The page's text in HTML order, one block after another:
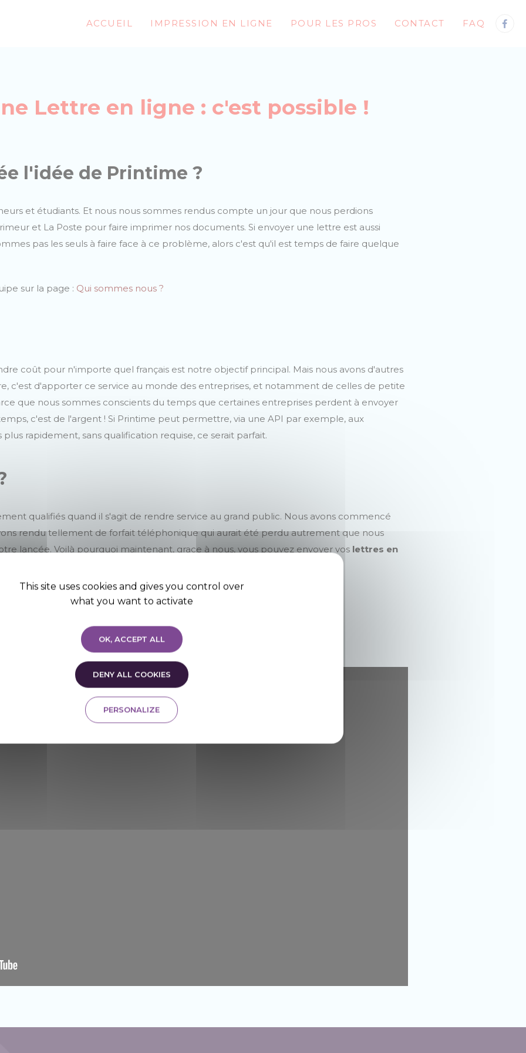
ACCUEIL IMPRESSION EN LIGNE POUR LES PROS CONTACT FAQ
Lettre en ligne : c'est possible !
l'idée de Printime ?
et étudiants. Et nous nous sommes rendus compte un jour que nous perdions
et La Poste pour faire imprimer nos documents. Si envoyer une lettre est aussi
pas les seuls à faire face à ce problème, alors c'est qu'il est temps de faire quelque
sur la page : Qui sommes nous ?
coût pour n'importe quel français est notre objectif principal. Mais nous avons d'autres
c'est d'apporter ce service au monde des entreprises, et notamment de celles de petite
que nous sommes conscients du temps que certaines entreprises perdent à envoyer
c'est de l'argent ! Si Printime peut permettre, via une API par exemple, aux
rapidement, sans qualification requise, ce serait parfait.
qualifiés quand il s'agit de rendre service au grand public. Nous avons commencé
rendu tellement de forfait téléphonique qui aurait été perdu autrement que nous
lancée. Voilà pourquoi maintenant, grace à nous, vous pouvez envoyer vos lettres en
déplacer de chez vous.
votre lettre en ligne ?
de présentation du service, puis rendez-vous sur la
This site uses cookies and gives you control over
what you want to activate
OK, ACCEPT ALL
DENY ALL COOKIES
PERSONALIZE